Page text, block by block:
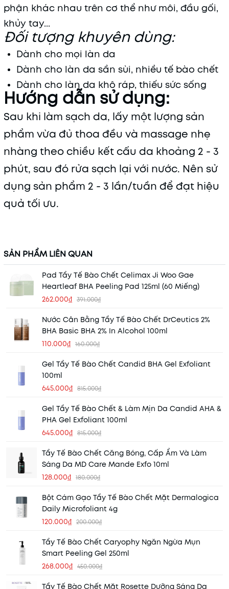
phận khác nhau trên cơ thể như môi, đầu gối,
khủy tay...
Đối tượng khuyên dùng:
Dành cho mọi làn da
Dành cho làn da sần sùi, nhiều tế bào chết
Dành cho làn da khô ráp, thiếu sức sống
Hướng dẫn sử dụng:
Sau khi làm sạch da, lấy một lượng sản
phẩm vừa đủ thoa đều và massage nhẹ
nhàng theo chiều kết cấu da khoảng 2 - 3
phút, sau đó rửa sạch lại với nước. Nên sử
dụng sản phẩm 2 - 3 lần/tuần để đạt hiệu
quả tối ưu.
SẢN PHẨM LIÊN QUAN
Pad Tẩy Tế Bào Chết Celimax Ji Woo Gae
Heartleaf BHA Peeling Pad 125ml (60 Miếng)
262.000₫ 391.000₫
Nước Cân Bằng Tẩy Tế Bào Chết DrCeutics 2%
BHA Basic BHA 2% In Alcohol 100ml
110.000₫ 160.000₫
Gel Tẩy Tế Bào Chết Candid BHA Gel Exfoliant
100ml
645.000₫ 815.000₫
Gel Tẩy Tế Bào Chết & Làm Mịn Da Candid AHA &
PHA Gel Exfoliant 100ml
645.000₫ 815.000₫
Tẩy Tế Bào Chết Căng Bóng, Cấp Ẩm Và Làm
Sáng Da MD Care Mande Exfo 10ml
128.000₫ 180.000₫
Bột Cám Gạo Tẩy Tế Bào Chết Mặt Dermalogica
Daily Microfoliant 4g
120.000₫ 200.000₫
Tẩy Tế Bào Chết Caryophy Ngăn Ngừa Mụn
Smart Peeling Gel 250ml
268.000₫ 450.000₫
Tẩy Tế Bào Chết Mặt Rosette Dưỡng Sáng Da